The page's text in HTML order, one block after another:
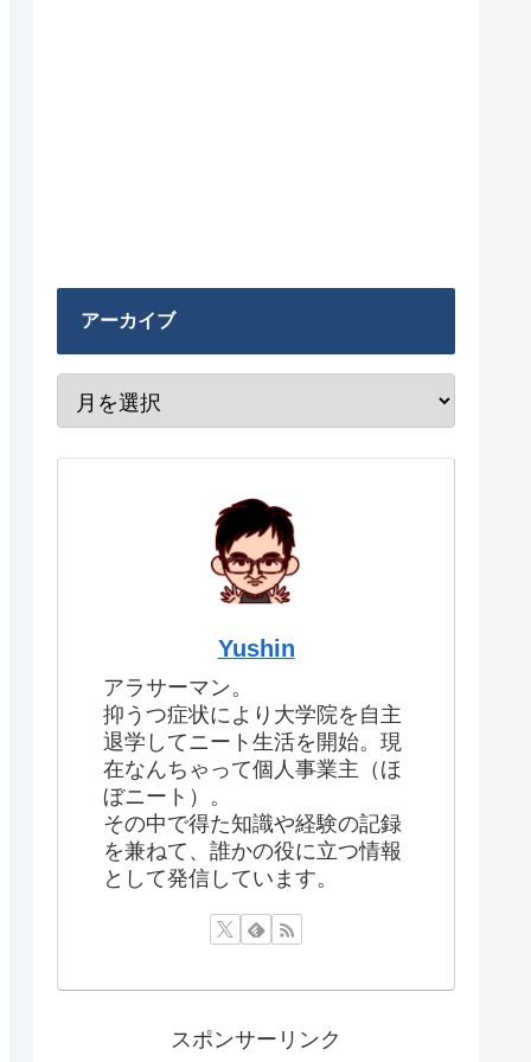
アーカイブ
Yushin
アラサーマン。
抑うつ症状により大学院を自主
退学してニート生活を開始。現
在なんちゃって個人事業主（ほ
ぼニート）。
その中で得た知識や経験の記録
を兼ねて、誰かの役に立つ情報
として発信しています。
スポンサーリンク